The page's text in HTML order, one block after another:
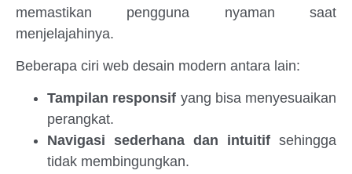
memastikan pengguna nyaman saat
menjelajahinya.
Beberapa ciri web desain modern antara lain:
Tampilan responsif yang bisa menyesuaikan
perangkat.
Navigasi sederhana dan intuitif sehingga
tidak membingungkan.